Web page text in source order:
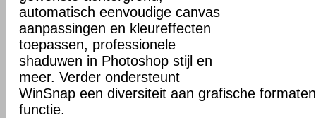
automatisch eenvoudige canvas
aanpassingen en kleureffecten
toepassen, professionele
shaduwen in Photoshop stijl en
meer. Verder ondersteunt
WinSnap een diversiteit aan grafische
functie.